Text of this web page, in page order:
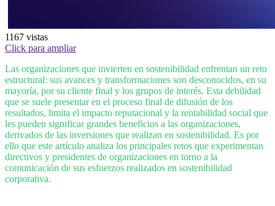
1167 vistas
Click para ampliar
Las organizaciones que invierten en sostenibilidad enfrentan un reto
estructural: sus avances y transformaciones son desconocidos, en su
mayoría, por su cliente final y los grupos de interés. Esta debilidad
que se suele presentar en el proceso final de difusión de los
resultados, limita el impacto reputacional y la rentabilidad social que
les pueden significar grandes beneficios a las organizaciones,
derivados de las inversiones que realizan en sostenibilidad. Es por
ello que este artículo analiza los principales retos que experimentan
directivos y presidentes de organizaciones en torno a la
comunicación de sus esfuerzos realizados en sostenibilidad
corporativa.